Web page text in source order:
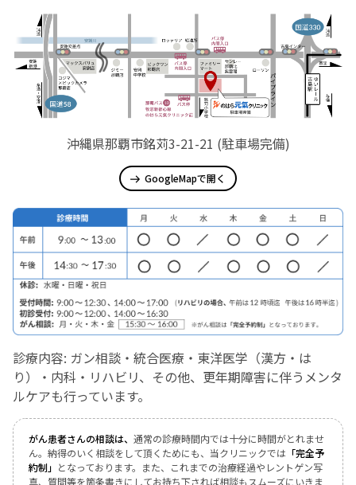
沖縄県那覇市銘苅3-21-21 (駐車場完備)
GoogleMapで開く
診療内容: ガン相談・統合医療・東洋医学（漢方・は
り）・内科・リハビリ、その他、更年期障害に伴うメンタ
ルケアも行っています。
がん患者さんの相談は、通常の診療時間内では十分に時間がとれませ
ん。納得のいく相談をして頂くためにも、当クリニックでは 「完全予
約制」 となっております。また、これまでの治療経過やレントゲン写
真、質問等を箇条書きにしてお持ち下されば相談もスムーズにいきま